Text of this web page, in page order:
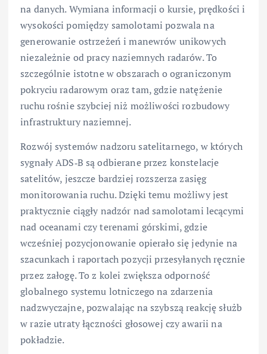
na danych. Wymiana informacji o kursie, prędkości i
wysokości pomiędzy samolotami pozwala na
generowanie ostrzeżeń i manewrów unikowych
niezależnie od pracy naziemnych radarów. To
szczególnie istotne w obszarach o ograniczonym
pokryciu radarowym oraz tam, gdzie natężenie
ruchu rośnie szybciej niż możliwości rozbudowy
infrastruktury naziemnej.
Rozwój systemów nadzoru satelitarnego, w których
sygnały ADS‑B są odbierane przez konstelacje
satelitów, jeszcze bardziej rozszerza zasięg
monitorowania ruchu. Dzięki temu możliwy jest
praktycznie ciągły nadzór nad samolotami lecącymi
nad oceanami czy terenami górskimi, gdzie
wcześniej pozycjonowanie opierało się jedynie na
szacunkach i raportach pozycji przesyłanych ręcznie
przez załogę. To z kolei zwiększa odporność
globalnego systemu lotniczego na zdarzenia
nadzwyczajne, pozwalając na szybszą reakcję służb
w razie utraty łączności głosowej czy awarii na
pokładzie.